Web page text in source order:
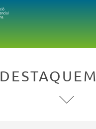
DESTAQUEM